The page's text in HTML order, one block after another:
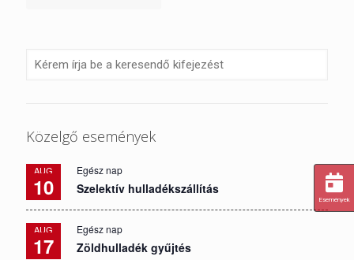
Közelgő események
AUG
10
Egész nap
Szelektív hulladékszállítás
AUG
17
Egész nap
Zöldhulladék gyűjtés
Események